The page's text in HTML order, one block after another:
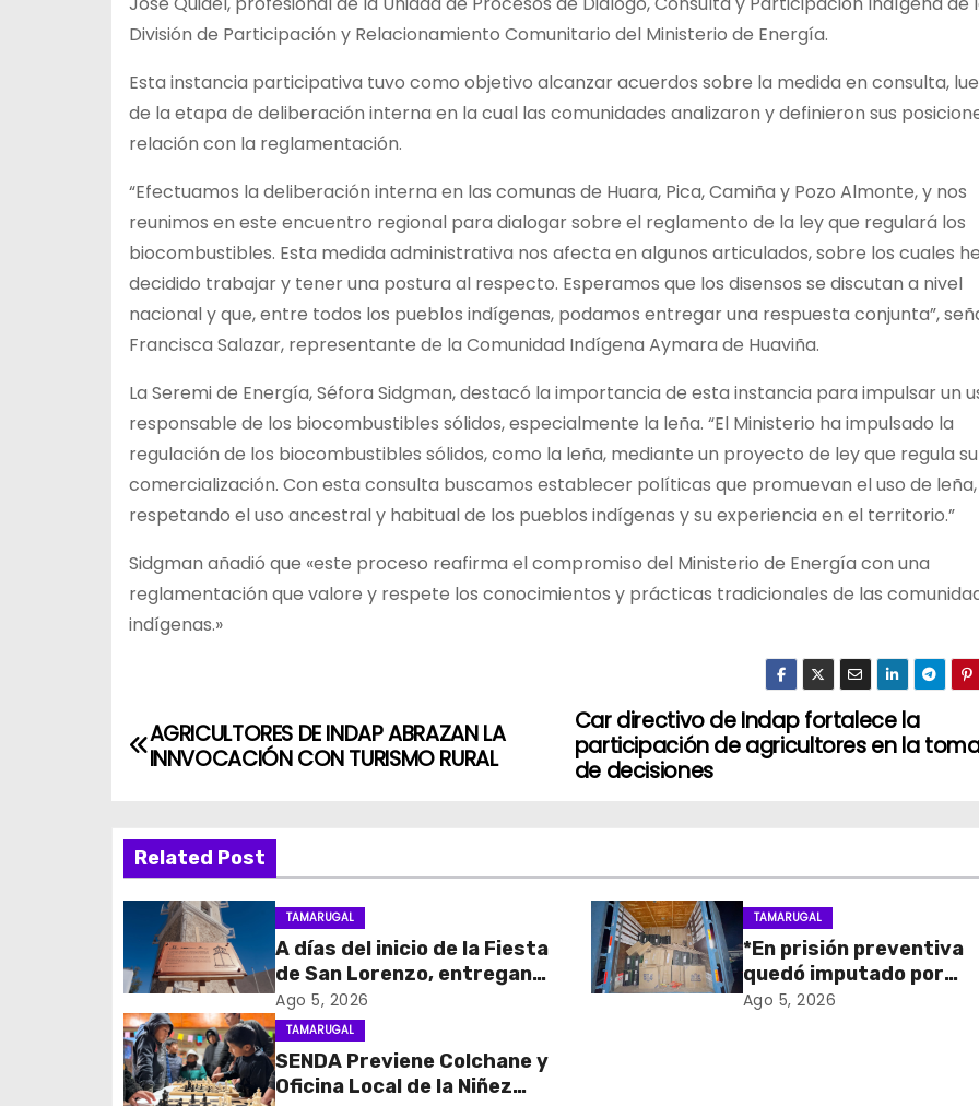
División de Participación y Relacionamiento Comunitario del Ministerio de Energía.
Esta instancia participativa tuvo como objetivo alcanzar acuerdos sobre la medida en consulta,
de la etapa de deliberación interna en la cual las comunidades analizaron y definieron sus
relación con la reglamentación.
“Efectuamos la deliberación interna en las comunas de Huara, Pica, Camiña y Pozo Almonte, y nos
reunimos en este encuentro regional para dialogar sobre el reglamento de la ley que regulará los
biocombustibles. Esta medida administrativa nos afecta en algunos articulados, sobre los cuales
decidido trabajar y tener una postura al respecto. Esperamos que los disensos se discutan a nivel
nacional y que, entre todos los pueblos indígenas, podamos entregar una respuesta conjunta”,
Francisca Salazar, representante de la Comunidad Indígena Aymara de Huaviña.
La Seremi de Energía, Séfora Sidgman, destacó la importancia de esta instancia para impulsar un
responsable de los biocombustibles sólidos, especialmente la leña. “El Ministerio ha impulsado la
regulación de los biocombustibles sólidos, como la leña, mediante un proyecto de ley que regula su
comercialización. Con esta consulta buscamos establecer políticas que promuevan el uso de leña,
respetando el uso ancestral y habitual de los pueblos indígenas y su experiencia en el territorio.”
Sidgman añadió que «este proceso reafirma el compromiso del Ministerio de Energía con una
reglamentación que valore y respete los conocimientos y prácticas tradicionales de las
indígenas.»
N
e
g
a
c
i
ó
Car directivo de Indap fortalece la
participación de agricultores en la
de decisiones
AGRICULTORES DE INDAP ABRAZAN LA
INNVOCACIÓN CON TURISMO RURAL
Related Post
TAMARUGAL
A días del inicio de la Fiesta
de San Lorenzo, entregan
obras de emergencia para
resguardar su histórico
campanario
Ago 5, 2026
TAMARUGAL
*En prisión preventiva
quedó imputado por
receptación de
Ago 5, 2026
TAMARUGAL
SENDA Previene Colchane y
Oficina Local de la Niñez